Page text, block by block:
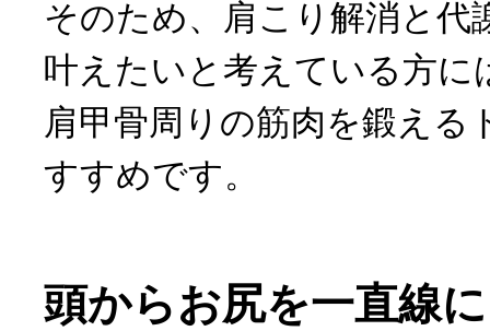
そのため、肩こり解消と代
叶えたいと考えている方に
肩甲骨周りの筋肉を鍛える
すすめです。
頭からお尻を一直線